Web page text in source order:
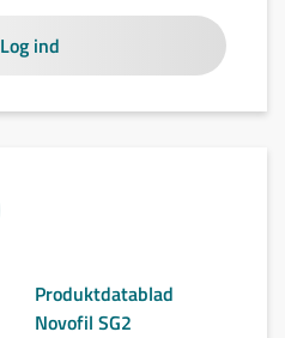
Log ind
Produktdatablad
Novofil SG2